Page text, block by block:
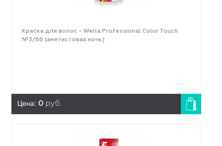
Краска для волос - Wella Professional Color Touch
№3/66 (аметистовая ночь)
Цена: 0 руб.